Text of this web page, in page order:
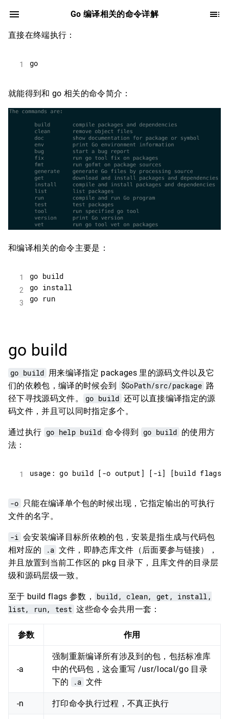
Go 编译相关的命令详解
直接在终端执行：
就能得到和 go 相关的命令简介：
和编译相关的命令主要是：
go run
go build
go build 用来编译指定 packages 里的源码文件以及它
们的依赖包，编译的时候会到 $GoPath/src/package 路
径下寻找源码文件。
go build 还可以直接编译指定的源
码文件，并且可以同时指定多个。
通过执行 go help build 命令得到 go build 的使用方
法：
-o 只能在编译单个包的时候出现，它指定输出的可执行
文件的名字。
-i 会安装编译目标所依赖的包，安装是指生成与代码包
相对应的
.a 文件，即静态库文件（后面要参与链接），
并且放置到当前工作区的 pkg 目录下，且库文件的目录层
级和源码层级一致。
至于 build flags 参数，
build, clean, get, install,
list, run, test 这些命令会共用一套：
参数 作用
-a
强制重新编译所有涉及到的包，包括标准库
中的代码包，这会重写 /usr/local/go 目录
下的
.a 文件
-n 打印命令执行过程，不真正执行